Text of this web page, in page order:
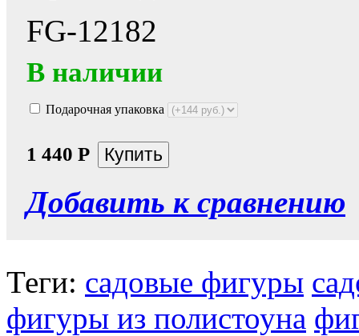
FG-12182
В наличии
Подарочная упаковка
1 440 Р
Добавить к сравнению
Теги: садовые фигуры
фигуры из полистоуна